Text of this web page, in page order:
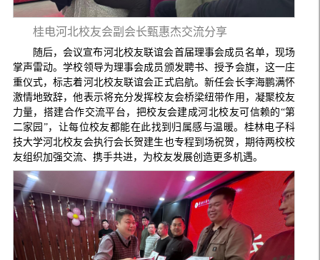
桂电河北校友会副会长甄惠杰交流分享
随后，会议宣布河北校友联谊会首届理事会成员名单，现场
掌声雷动。学校领导为理事会成员颁发聘书、授予会旗，这一庄
重仪式，标志着河北校友联谊会正式启航。新任会长李海鹏满怀
激情地致辞，他表示将充分发挥校友会桥梁纽带作用，凝聚校友
力量，搭建合作交流平台，把校友会建成河北校友可信赖的“第
二家园”，让每位校友都能在此找到归属感与温暖。桂林电子科
技大学河北校友会执行会长贺建生也专程到场祝贺，期待两校校
友组织加强交流、携手共进，为校友发展创造更多机遇。